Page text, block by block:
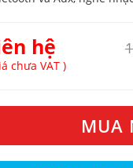
hệ
chưa VAT )
MUA